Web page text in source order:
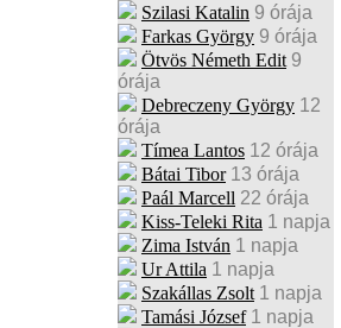
Szilasi Katalin 9 órája
Farkas György 9 órája
Ötvös Németh Edit 9
órája
Debreczeny György 12
órája
Tímea Lantos 12 órája
Bátai Tibor 13 órája
Paál Marcell 22 órája
Kiss-Teleki Rita 1 napja
Zima István 1 napja
Ur Attila 1 napja
Szakállas Zsolt 1 napja
Tamási József 1 napja